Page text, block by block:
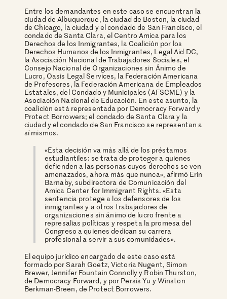
Entre los demandantes en este caso se encuentran la
ciudad de Albuquerque, la ciudad de Boston, la ciudad
de Chicago, la ciudad y el condado de San Francisco, el
condado de Santa Clara, el Centro Amica para los
Derechos de los Inmigrantes, la Coalición por los
Derechos Humanos de los Inmigrantes, Legal Aid DC,
la Asociación Nacional de Trabajadores Sociales, el
Consejo Nacional de Organizaciones sin Ánimo de
Lucro, Oasis Legal Services, la Federación Americana
de Profesores, la Federación Americana de Empleados
Estatales, del Condado y Municipales (AFSCME) y la
Asociación Nacional de Educación. En este asunto, la
coalición está representada por Democracy Forward y
Protect Borrowers; el condado de Santa Clara y la
ciudad y el condado de San Francisco se representan a
sí mismos.
«Esta decisión va más allá de los préstamos
estudiantiles: se trata de proteger a quienes
defienden a las personas cuyos derechos se ven
amenazados, ahora más que nunca», afirmó Erin
Barnaby, subdirectora de Comunicación del
Amica Center for Immigrant Rights. «Esta
sentencia protege a los defensores de los
inmigrantes y a otros trabajadores de
organizaciones sin ánimo de lucro frente a
represalias políticas y respeta la promesa del
Congreso a quienes dedican su carrera
profesional a servir a sus comunidades».
El equipo jurídico encargado de este caso está
formado por Sarah Goetz, Victoria Nugent, Simon
Brewer, Jennifer Fountain Connolly y Robin Thurston,
de Democracy Forward, y por Persis Yu y Winston
Berkman-Breen, de Protect Borrowers.